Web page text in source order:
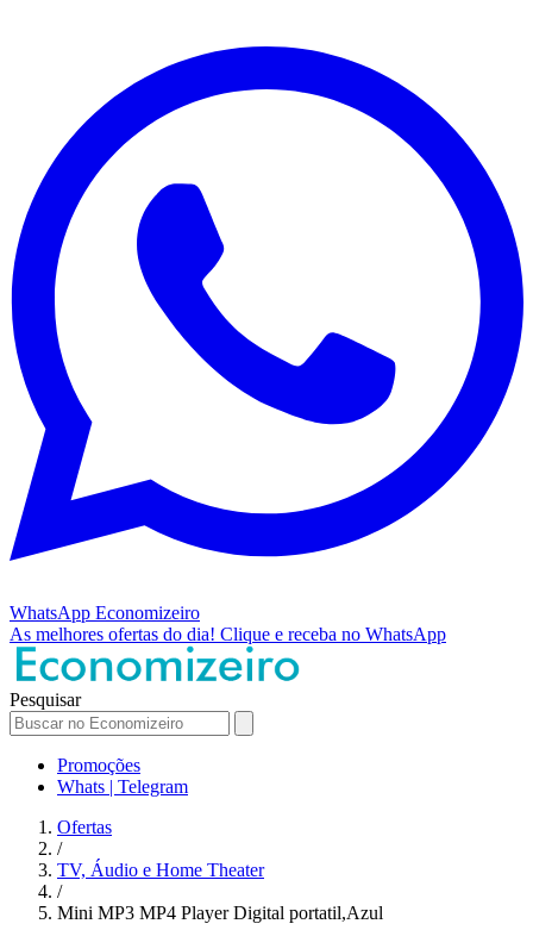
WhatsApp Economizeiro
As melhores ofertas do dia! Clique e receba no WhatsApp
Pesquisar
Promoções
Whats | Telegram
Ofertas
/
TV, Áudio e Home Theater
/
Mini MP3 MP4 Player Digital portatil,Azul